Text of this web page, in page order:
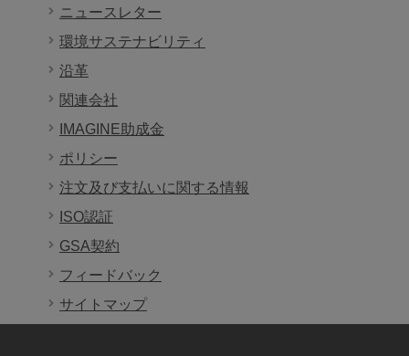
ニュースレター
環境サステナビリティ
沿革
関連会社
IMAGINE助成金
ポリシー
注文及び支払いに関する情報
ISO認証
GSA契約
フィードバック
サイトマップ